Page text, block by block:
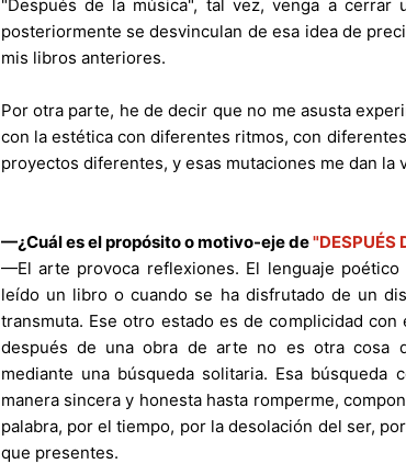
"Después de la música", tal vez, venga a cerrar
posteriormente se desvinculan de esa idea de
mis libros anteriores.
Por otra parte, he de decir que no me asusta
con la estética con diferentes ritmos, con
proyectos diferentes, y esas mutaciones me dan la
—¿Cuál es el propósito o motivo-eje de"DESPUÉS
—El arte provoca reflexiones. El lenguaje
leído un libro o cuando se ha disfrutado de un
transmuta. Ese otro estado es de complicidad
después de una obra de arte no es otra cosa
mediante una búsqueda solitaria. Esa
manera sincera y honesta hasta romperme,
palabra, por el tiempo, por la desolación del ser,
que presentes.